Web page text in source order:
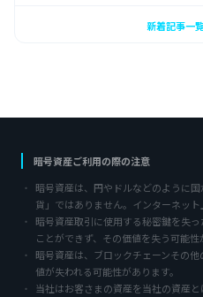
新着記事一
暗号資産ご利用の際の注意
暗号資産は、円やドルなどのように
貨」ではありません。インターネッ
暗号資産取引に使用する秘密鍵を失
ことができず、その価値を失う可能性
暗号資産は、ブロックチェーンその
値が失われる可能性があります。
当社はお客さまの資産を当社の資産